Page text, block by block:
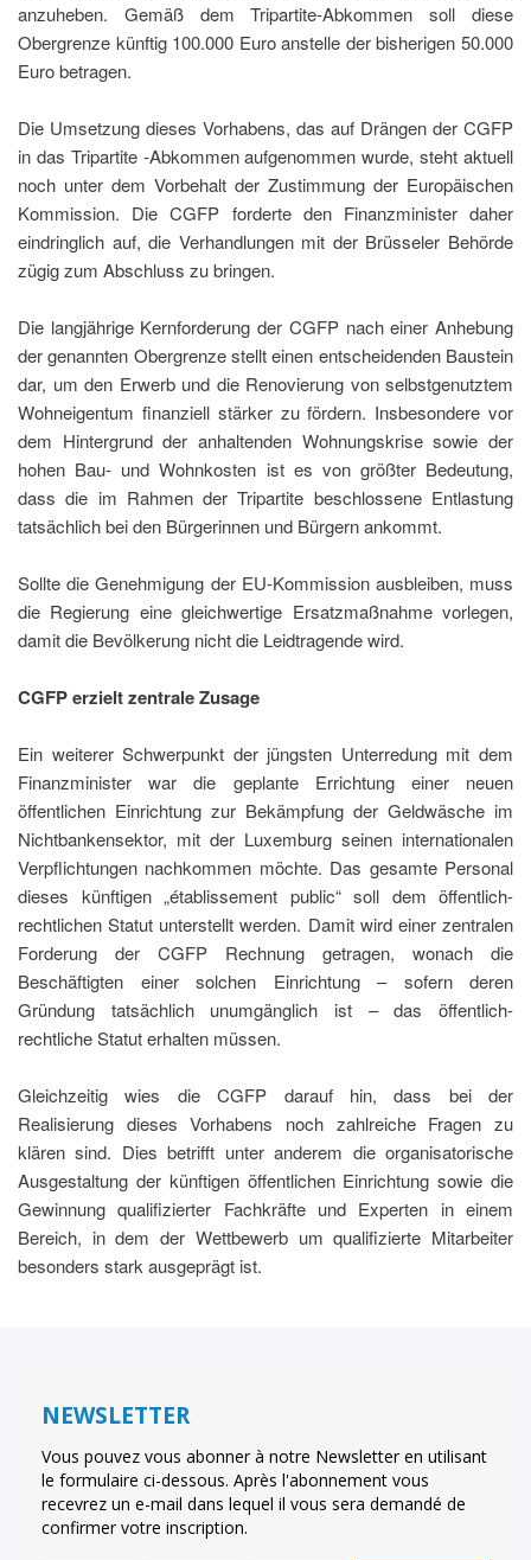
anzuheben. Gemäß dem Tripartite-Abkommen soll diese
Obergrenze künftig 100.000 Euro anstelle der bisherigen 50.000
Euro betragen.
Die Umsetzung dieses Vorhabens, das auf Drängen der CGFP
in das Tripartite -Abkommen aufgenommen wurde, steht aktuell
noch unter dem Vorbehalt der Zustimmung der Europäischen
Kommission. Die CGFP forderte den Finanzminister daher
eindringlich auf, die Verhandlungen mit der Brüsseler Behörde
zügig zum Abschluss zu bringen.
Die langjährige Kernforderung der CGFP nach einer Anhebung
der genannten Obergrenze stellt einen entscheidenden Baustein
dar, um den Erwerb und die Renovierung von selbstgenutztem
Wohneigentum finanziell stärker zu fördern. Insbesondere vor
dem Hintergrund der anhaltenden Wohnungskrise sowie der
hohen Bau- und Wohnkosten ist es von größter Bedeutung,
dass die im Rahmen der Tripartite beschlossene Entlastung
tatsächlich bei den Bürgerinnen und Bürgern ankommt.
Sollte die Genehmigung der EU-Kommission ausbleiben, muss
die Regierung eine gleichwertige Ersatzmaßnahme vorlegen,
damit die Bevölkerung nicht die Leidtragende wird.
CGFP erzielt zentrale Zusage
Ein weiterer Schwerpunkt der jüngsten Unterredung mit dem
Finanzminister war die geplante Errichtung einer neuen
öffentlichen Einrichtung zur Bekämpfung der Geldwäsche im
Nichtbankensektor, mit der Luxemburg seinen internationalen
Verpflichtungen nachkommen möchte. Das gesamte Personal
dieses künftigen „établissement public“ soll dem öffentlich-
rechtlichen Statut unterstellt werden. Damit wird einer zentralen
Forderung der CGFP Rechnung getragen, wonach die
Beschäftigten einer solchen Einrichtung – sofern deren
Gründung tatsächlich unumgänglich ist – das öffentlich-
rechtliche Statut erhalten müssen.
Gleichzeitig wies die CGFP darauf hin, dass bei der
Realisierung dieses Vorhabens noch zahlreiche Fragen zu
klären sind. Dies betrifft unter anderem die organisatorische
Ausgestaltung der künftigen öffentlichen Einrichtung sowie die
Gewinnung qualifizierter Fachkräfte und Experten in einem
Bereich, in dem der Wettbewerb um qualifizierte Mitarbeiter
besonders stark ausgeprägt ist.
NEWSLETTER
Vous pouvez vous abonner à notre Newsletter en utilisant
le formulaire ci-dessous. Après l'abonnement vous
recevrez un e-mail dans lequel il vous sera demandé de
confirmer votre inscription.